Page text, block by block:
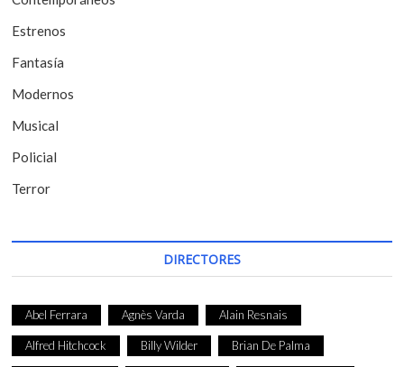
n
t
r
a
d
a
s
Estrenos
Fantasía
Modernos
Musical
Policial
Terror
DIRECTORES
Abel Ferrara Agnès Varda Alain Resnais
Alfred Hitchcock Billy Wilder Brian De Palma